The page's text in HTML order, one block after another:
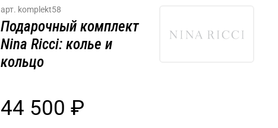
арт. komplekt58
Подарочный комплект
Nina Ricci: колье и
кольцо
44 500 ₽